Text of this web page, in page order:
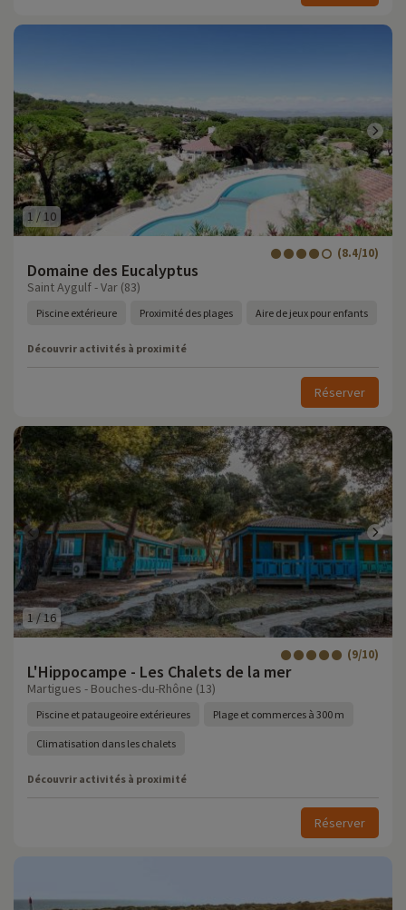
1 /10
Domaine des Eucalyptus
(8.4/10)
Saint Aygulf - Var (83)
Piscine extérieure Proximité des plages Aire de jeux pour enfants
Découvrir activités à proximité
Réserver
1 / 16
L'Hippocampe - Les Chalets de la mer
(9/10)
Martigues - Bouches-du-Rhône (13)
Piscine et pataugeoire extérieures Plage et commerces à 300 m
Climatisation dans les chalets
Découvrir activités à proximité
Réserver